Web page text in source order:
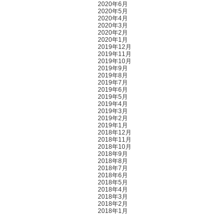
2020年6月
2020年5月
2020年4月
2020年3月
2020年2月
2020年1月
2019年12月
2019年11月
2019年10月
2019年9月
2019年8月
2019年7月
2019年6月
2019年5月
2019年4月
2019年3月
2019年2月
2019年1月
2018年12月
2018年11月
2018年10月
2018年9月
2018年8月
2018年7月
2018年6月
2018年5月
2018年4月
2018年3月
2018年2月
2018年1月